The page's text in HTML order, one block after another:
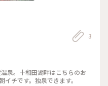
3
泉。十和田湖畔はこちらのお
チです。独泉できます。